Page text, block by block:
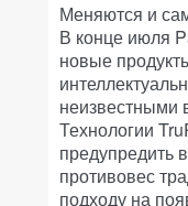
Меняются и
В конце июля
новые
неизвестными
Технологии
предупредить
противовес
подходу на